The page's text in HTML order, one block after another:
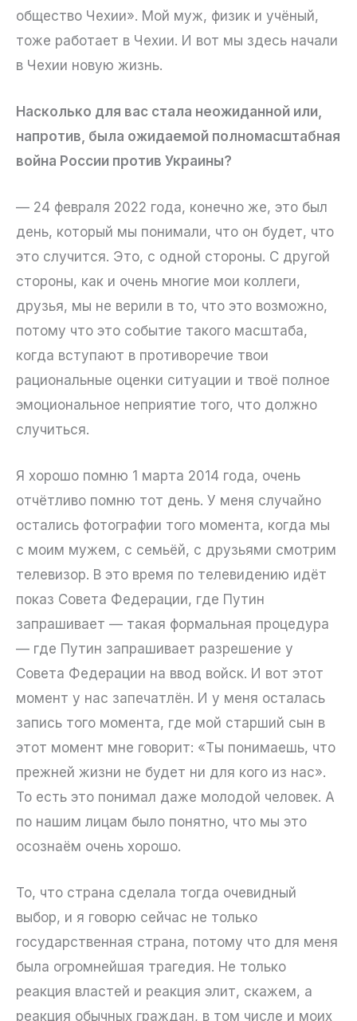
общество Чехии». Мой муж, физик и учёный,
тоже работает в Чехии. И вот мы здесь начали
в Чехии новую жизнь.
Насколько для вас стала неожиданной или,
напротив, была ожидаемой полномасштабная
война России против Украины?
— 24 февраля 2022 года, конечно же, это был
день, который мы понимали, что он будет, что
это случится. Это, с одной стороны. С другой
стороны, как и очень многие мои коллеги,
друзья, мы не верили в то, что это возможно,
потому что это событие такого масштаба,
когда вступают в противоречие твои
рациональные оценки ситуации и твоё полное
эмоциональное неприятие того, что должно
случиться.
Я хорошо помню 1 марта 2014 года, очень
отчётливо помню тот день. У меня случайно
остались фотографии того момента, когда мы
с моим мужем, с семьёй, с друзьями смотрим
телевизор. В это время по телевидению идёт
показ Совета Федерации, где Путин
запрашивает — такая формальная процедура
— где Путин запрашивает разрешение у
Совета Федерации на ввод войск. И вот этот
момент у нас запечатлён. И у меня осталась
запись того момента, где мой старший сын в
этот момент мне говорит: «Ты понимаешь, что
прежней жизни не будет ни для кого из нас».
То есть это понимал даже молодой человек. А
по нашим лицам было понятно, что мы это
осознаём очень хорошо.
То, что страна сделала тогда очевидный
выбор, и я говорю сейчас не только
государственная страна, потому что для меня
была огромнейшая трагедия. Не только
реакция властей и реакция элит, скажем, а
реакция обычных граждан, в том числе и моих